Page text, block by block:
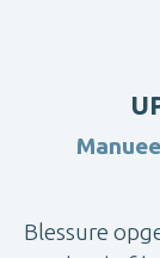
Blessure